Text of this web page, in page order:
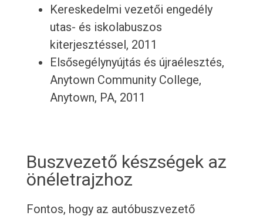
Kereskedelmi vezetői engedély
utas- és iskolabuszos
kiterjesztéssel, 2011
Elsősegélynyújtás és újraélesztés,
Anytown Community College,
Anytown, PA, 2011
Buszvezető készségek az
önéletrajzhoz
Fontos, hogy az autóbuszvezető